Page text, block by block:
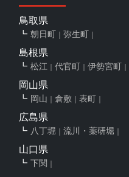
鳥取県
朝日町 弥生町
島根県
松江 代官町 伊勢宮町
岡山県
岡山 倉敷 表町
広島県
八丁堀 流川・薬研堀
山口県
下関